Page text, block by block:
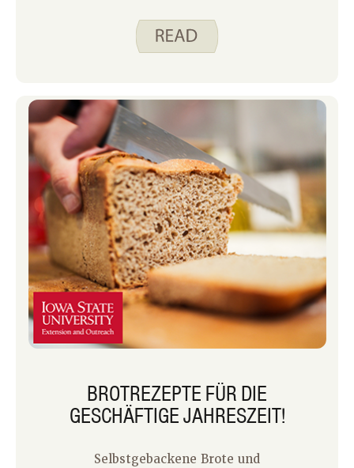
Leiden zu senken. Aber haben Sie
jemals darüber nachgedacht, wie sich
BROTREZEPTE FÜR DIE
GESCHÄFTIGE JAHRESZEIT!
Selbstgebackene Brote und